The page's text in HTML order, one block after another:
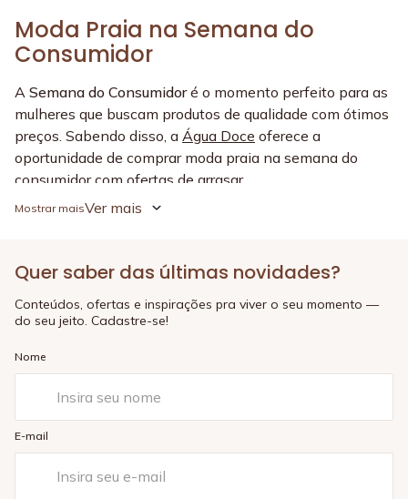
Moda Praia na Semana do
Consumidor
A Semana do Consumidoré o momento perfeito para as
mulheres que buscam produtos de qualidade com ótimos
preços. Sabendo disso, a Água Doce oferece a
oportunidade de comprar moda praia na semana do
consumidor com ofertas de arrasar.
Do dia11 ao dia 17 de março
confortáveis, elegantes e aproveitar o verão, poderão
aproveitar as condições imperdíveis oferecidas no site
da Água Doce. Confira as ofertas especiais e aproveite
para arrasar na praia ou na piscina nesta temporada!
Ofertas de Moda Praia na
Semana do Consumidor na Água
Doce
Os descontos na moda praia para mulheres na semana
do consumidor da Água Doce incluem uma variedade
Ver mais
Quer saber das últimas novidades?
Conteúdos, ofertas e inspirações pra viver o seu momento —
do seu jeito. Cadastre-se!
Nome
E-mail